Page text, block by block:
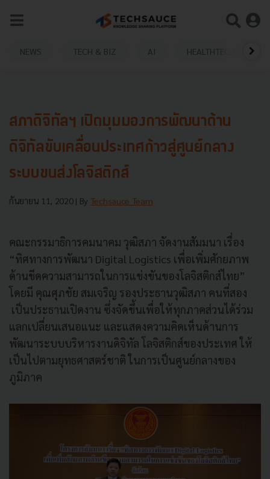
NEWS TECH & BIZ AI HEALTHTECH
สภาดิจิทัลฯ เปิดมุมมองการพัฒนาด้าน
ดิจิทัลขับเคลื่อนประเทศก้าวสู่ศูนย์กลาง
ระบบขนส่งโลจิสติกส์
กันยายน 11, 2020 | By Techsauce Team
คณะกรรมาธิการคมนาคม วุฒิสภา จัดงานสัมมนา เรื่อง
“ทิศทางการพัฒนา Digital Logistics เพื่อเพิ่มศักยภาพ
ด้านขีดความสามารถในการแข่งขันของโลจิสติกส์ไทย”
โดยมี คุณศุภชัย สมเจริญ รองประธานวุฒิสภา คนที่สอง
เป็นประธานเปิดงาน ซึ่งจัดขึ้นเพื่อให้ทุกภาคส่วนได้ร่วม
แลกเปลี่ยนเสนอแนะ และแสดงความคิดเห็นด้านการ
พัฒนาระบบบริหารงานดิจิทัล โลจิสติกส์ของประเทศ ให้
เป็นไปตามยุทธศาสตร์ชาติ ในการเป็นศูนย์กลางของ
ภูมิภาค